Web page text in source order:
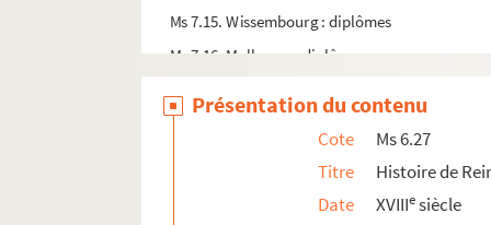
Ms 7.15. Wissembourg : diplômes
Ms 7.16. Mulhouse : diplômes
Présentation du contenu
Cote
Ms 6.27
Titre
Histoire de
Date
XVIIIesiècle